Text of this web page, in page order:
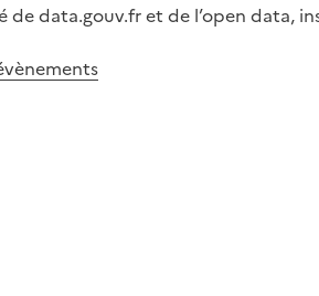
de data.gouv.fr et de l’open data,